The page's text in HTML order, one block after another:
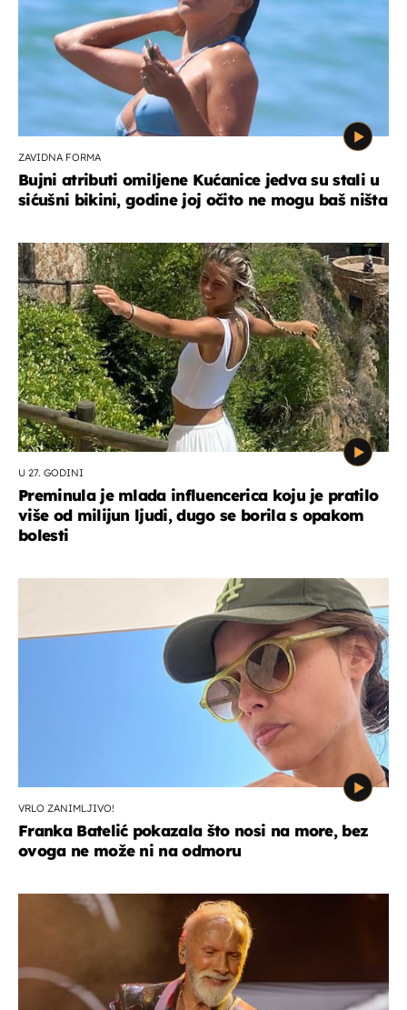
ZAVIDNA FORMA
Bujni atributi omiljene Kućanice jedva su stali u
sićušni bikini, godine joj očito ne mogu baš ništa
U 27. GODINI
Preminula je mlada influencerica koju je pratilo
više od milijun ljudi, dugo se borila s opakom
bolesti
VRLO ZANIMLJIVO!
Franka Batelić pokazala što nosi na more, bez
ovoga ne može ni na odmoru